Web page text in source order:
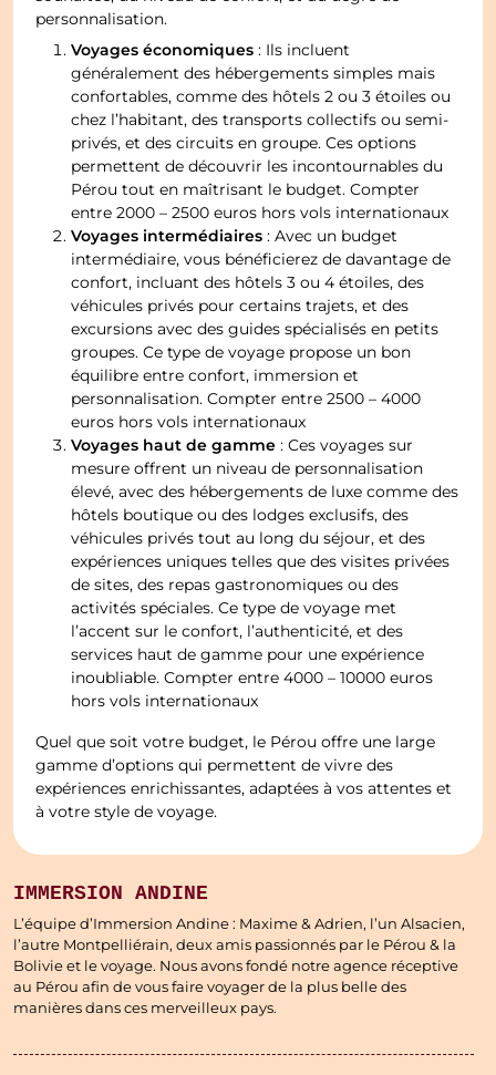
personnalisation.
Voyages économiques : Ils incluent
généralement des hébergements simples mais
confortables, comme des hôtels 2 ou 3 étoiles ou
chez l’habitant, des transports collectifs ou semi-
privés, et des circuits en groupe. Ces options
permettent de découvrir les incontournables du
Pérou tout en maîtrisant le budget. Compter
entre 2000 – 2500 euros hors vols internationaux
Voyages intermédiaires : Avec un budget
intermédiaire, vous bénéficierez de davantage de
confort, incluant des hôtels 3 ou 4 étoiles, des
véhicules privés pour certains trajets, et des
excursions avec des guides spécialisés en petits
groupes. Ce type de voyage propose un bon
équilibre entre confort, immersion et
personnalisation. Compter entre 2500 – 4000
euros hors vols internationaux
Voyages haut de gamme : Ces voyages sur
mesure offrent un niveau de personnalisation
élevé, avec des hébergements de luxe comme des
hôtels boutique ou des lodges exclusifs, des
véhicules privés tout au long du séjour, et des
expériences uniques telles que des visites privées
de sites, des repas gastronomiques ou des
activités spéciales. Ce type de voyage met
l’accent sur le confort, l’authenticité, et des
services haut de gamme pour une expérience
inoubliable. Compter entre 4000 – 10000 euros
hors vols internationaux
Quel que soit votre budget, le Pérou offre une large
gamme d’options qui permettent de vivre des
expériences enrichissantes, adaptées à vos attentes et
à votre style de voyage.
IMMERSION ANDINE
L’équipe d’Immersion Andine : Maxime & Adrien, l’un Alsacien,
l’autre Montpelliérain, deux amis passionnés par le Pérou & la
Bolivie et le voyage. Nous avons fondé notre agence réceptive
au Pérou afin de vous faire voyager de la plus belle des
manières dans ces merveilleux pays.